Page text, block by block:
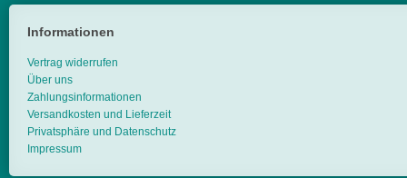
Informationen
Vertrag widerrufen
Über uns
Zahlungsinformationen
Versandkosten und Lieferzeit
Privatsphäre und Datenschutz
Impressum